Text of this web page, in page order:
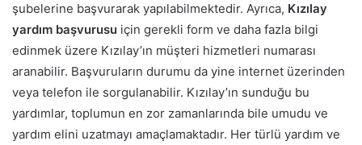
şubelerine başvurarak yapılabilmektedir. Ayrıca, Kızılay
yardım başvurusu için gerekli form ve daha fazla bilgi
edinmek üzere Kızılay’ın müşteri hizmetleri numarası
aranabilir. Başvuruların durumu da yine internet üzerinden
veya telefon ile sorgulanabilir. Kızılay’ın sunduğu bu
yardımlar, toplumun en zor zamanlarında bile umudu ve
yardım elini uzatmayı amaçlamaktadır. Her türlü yardım ve